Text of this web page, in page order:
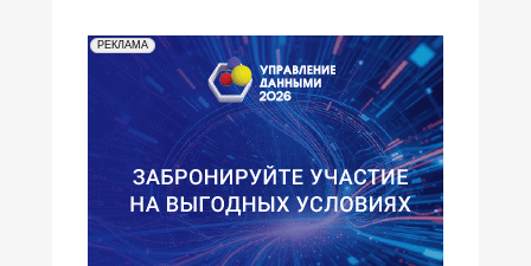
РЕКЛАМА